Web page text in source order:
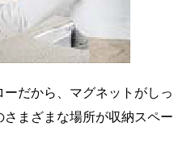
だから、マグネットがしっ
まざまな場所が収納スペー